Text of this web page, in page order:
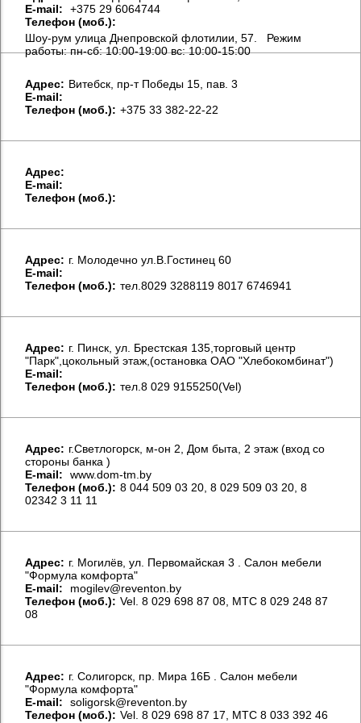
E-mail:
+375 29 6064744
Телефон (моб.):
Шоу-рум улица Днепровской флотилии, 57. Режим
работы: пн-сб: 10:00-19:00 вс: 10:00-15:00
Aдрес: Витебск, пр-т Победы 15, пав. 3
E-mail:
Телефон (моб.): +375 33 382-22-22
Aдрес:
E-mail:
Телефон (моб.):
Aдрес: г. Молодечно ул.В.Гостинец 60
E-mail:
Телефон (моб.): тел.8029 3288119 8017 6746941
Aдрес: г. Пинск, ул. Брестская 135,торговый центр
"Парк",цокольный этаж,(остановка ОАО "Хлебокомбинат")
E-mail:
Телефон (моб.): тел.8 029 9155250(Vel)
Aдрес: г.Светлогорск, м-он 2, Дом быта, 2 этаж (вход со
стороны банка )
E-mail:
www.dom-tm.by
Телефон (моб.): 8 044 509 03 20, 8 029 509 03 20, 8
02342 3 11 11
Aдрес: г. Могилёв, ул. Первомайская 3 . Салон мебели
"Формула комфорта"
E-mail:
mogilev@reventon.by
Телефон (моб.): Vel. 8 029 698 87 08, МТС 8 029 248 87
08
Aдрес: г. Солигорск, пр. Мира 16Б . Салон мебели
"Формула комфорта"
E-mail:
soligorsk@reventon.by
Телефон (моб.): Vel. 8 029 698 87 17, МТС 8 033 392 46